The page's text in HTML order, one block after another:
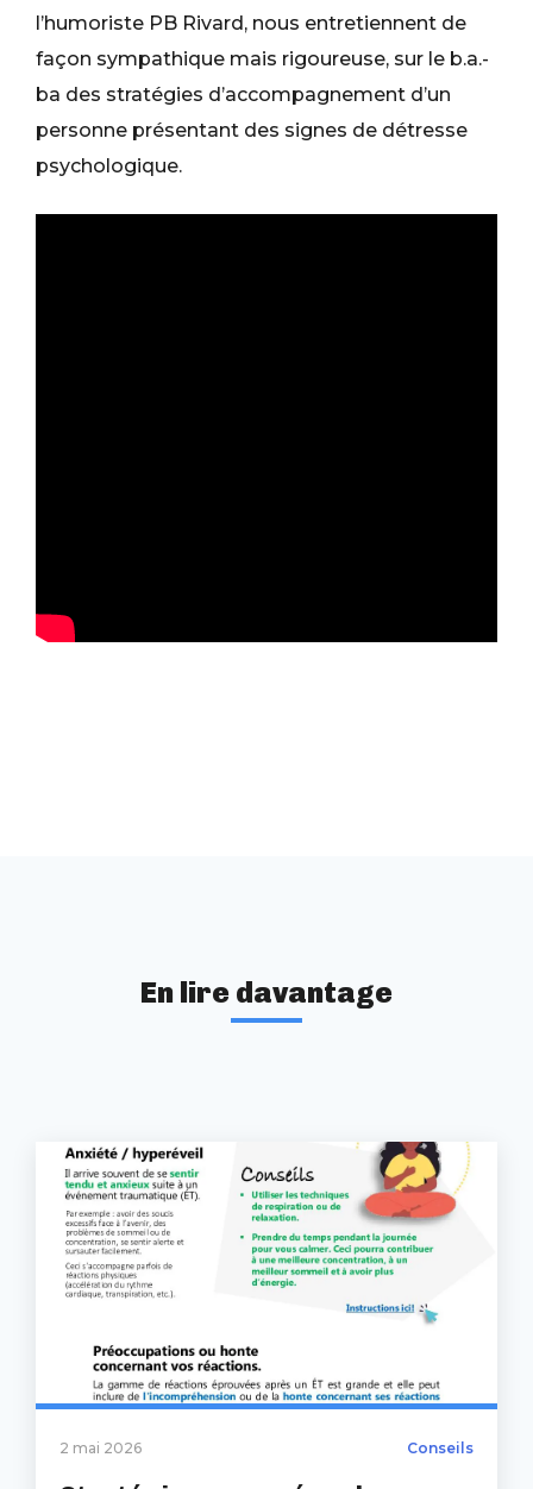
l’humoriste PB Rivard, nous entretiennent de
façon sympathique mais rigoureuse, sur le b.a.-
ba des stratégies d’accompagnement d’un
personne présentant des signes de détresse
psychologique.
En lire davantage
2 mai 2026 Conseils